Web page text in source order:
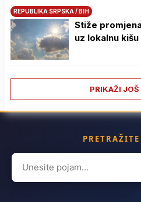
REPUBLIKA SRPSKA / BIH
Stiže
uz lokalnu
PRIKAŽI
Search
for: